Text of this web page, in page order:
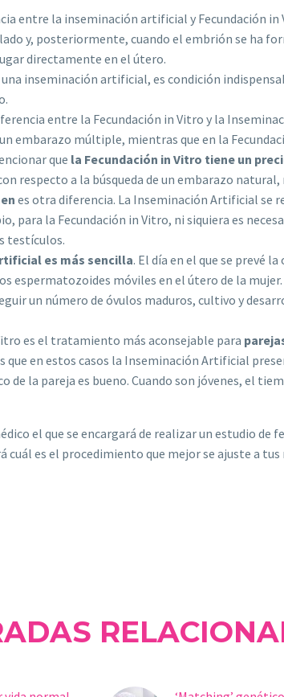
entre la inseminación artificial y Fecundación in
y, posteriormente, cuando el embrión se ha
directamente en el útero.
inseminación artificial, es condición
entre la Fecundación in Vitro y la
embarazo múltiple, mientras que en la
que la Fecundación in Vitro tiene un
respecto a la búsqueda de un embarazo
es otra diferencia. La Inseminación Artificial se
para la Fecundación in Vitro, ni siquiera es
testículos.
es más sencilla. El día en el que se prevé
espermatozoides móviles en el útero de la
un número de óvulos maduros, cultivo y
es el tratamiento más aconsejable para
que en estos casos la Inseminación Artificial
de la pareja es bueno. Cuando son jóvenes, el
el que se encargará de realizar un estudio
cuál es el procedimiento que mejor se ajuste a